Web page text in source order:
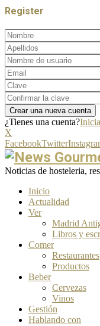
Register
¿Tienes una cuenta?
X
FacebookTwitter
Noticias de hosteleria,
Inicio
Actualidad
Ver
Madrid
Libros y
Comer
Restaurantes
Productos
Beber
Cervezas
Vinos
Gestión
Hablando con